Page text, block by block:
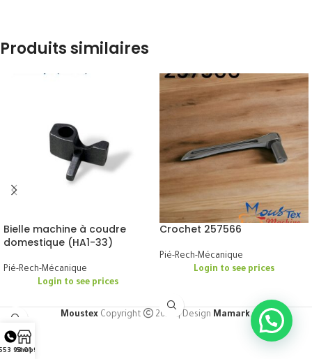
Produits similaires
Bielle machine à coudre
domestique (HA1-33)
Pié-Rech-Mécanique
Login to see prices
Crochet 257566
Pié-Rech-Mécanique
Login to see prices
MoustexCopyright 2024 | Design Mamark.
93 01 91
Shop